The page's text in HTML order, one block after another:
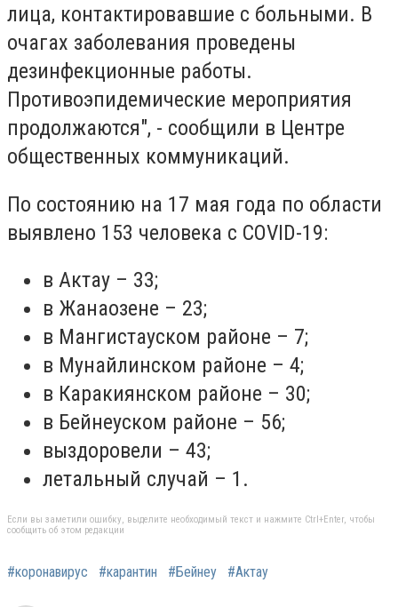
лица, контактировавшие с больными. В
очагах заболевания проведены
дезинфекционные работы.
Противоэпидемические мероприятия
продолжаются", - сообщили в Центре
общественных коммуникаций.
По состоянию на 17 мая года по области
выявлено 153 человека с COVID-19:
в Актау – 33;
в Жанаозене – 23;
в Мангистауском районе – 7;
в Мунайлинском районе – 4;
в Каракиянском районе – 30;
в Бейнеуском районе – 56;
выздоровели – 43;
летальный случай – 1.
Если вы заметили ошибку, выделите необходимый текст и нажмите Ctrl+Enter, чтобы
сообщить об этом редакции
#коронавирус #карантин #Бейнеу #Актау